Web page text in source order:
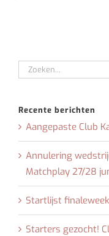
Zoeken
naar:
Recente berichten
Aangepaste Club
Annulering
Matchplay 27/28
Startlijst
Starters gezocht!